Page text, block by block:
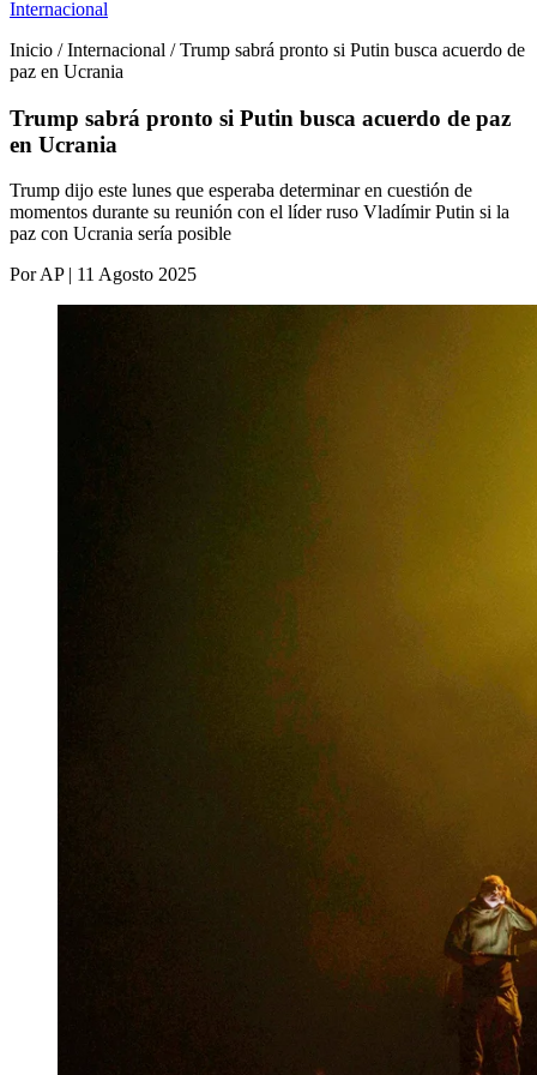
Internacional
Inicio / Internacional / Trump sabrá pronto si Putin busca acuerdo de
paz en Ucrania
Trump sabrá pronto si Putin busca acuerdo de paz
en Ucrania
Trump dijo este lunes que esperaba determinar en cuestión de
momentos durante su reunión con el líder ruso Vladímir Putin si la
paz con Ucrania sería posible
Por AP | 11 Agosto 2025